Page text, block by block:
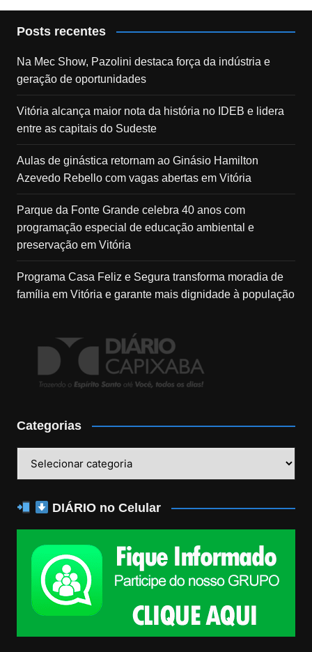
Posts recentes
Na Mec Show, Pazolini destaca força da indústria e
geração de oportunidades
Vitória alcança maior nota da história no IDEB e lidera
entre as capitais do Sudeste
Aulas de ginástica retornam ao Ginásio Hamilton
Azevedo Rebello com vagas abertas em Vitória
Parque da Fonte Grande celebra 40 anos com
programação especial de educação ambiental e
preservação em Vitória
Programa Casa Feliz e Segura transforma moradia de
família em Vitória e garante mais dignidade à população
Categorias
DIÁRIO no Celular